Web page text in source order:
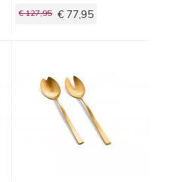
€ 127,95 € 77,95